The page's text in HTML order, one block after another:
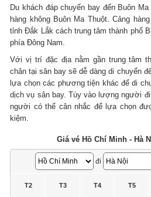
Du khách đáp chuyến bay đến Buôn
hàng không Buôn Ma Thuột. Cảng
tỉnh Đắk Lắk cách trung tâm thành phố
phía Đông Nam.
Với vị trí đặc địa nằm gần trung tâm
chân tại sân bay sẽ dễ dàng di chuyển
lựa chọn các phương tiện khác để di
dịch vụ sân bay. Tùy vào lượng người
người có thể cân nhắc để lựa chọn
kiệm.
Giá vé Hồ Chí Minh - Hà
đi
T2 T3 T4 T5